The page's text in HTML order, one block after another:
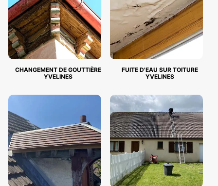
CHANGEMENT DE GOUTTIÈRE
YVELINES
FUITE D'EAU SUR TOITURE
YVELINES